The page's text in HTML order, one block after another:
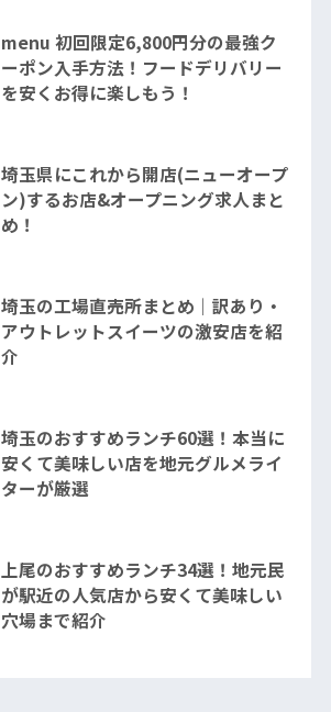
menu 初回限定6,800円分の最強ク
ーポン入手方法！フードデリバリー
を安くお得に楽しもう！
埼玉県にこれから開店(ニューオープ
ン)するお店&オープニング求人まと
め！
埼玉の工場直売所まとめ｜訳あり・
アウトレットスイーツの激安店を紹
介
埼玉のおすすめランチ60選！本当に
安くて美味しい店を地元グルメライ
ターが厳選
上尾のおすすめランチ34選！地元民
が駅近の人気店から安くて美味しい
穴場まで紹介